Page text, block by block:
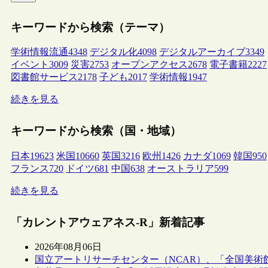
キーワードから検索（テーマ）
学術情報流通4348 デジタル化4098 デジタルアーカイブ3349
イベント 3009 災害2753 オープンアクセス2678 電子書籍2227
図書館サービス2178 子ども2017 学術情報1947
続きを見る
キーワードから検索（国・地域）
日本19623 米国 10660 英国3216 欧州 1426 カナダ1069 韓国950
フランス720 ドイツ681 中国638 オーストラリア599
続きを見る
「カレントアウェアネス-R」新着記事
2026年08月06日
国立アートリサーチセンター（NCAR）、「全国美術